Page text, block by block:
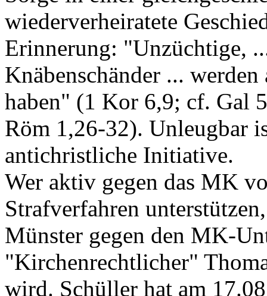
wiederverheiratete
Erinnerung: "Unzüchtige,
Knäbenschänder ...
haben" (1 Kor 6,9; cf. Gal
Röm 1,26-32). Unleugbar
antichristliche Initiative.
Wer aktiv gegen das MK
Strafverfahren
Münster gegen den MK-
"Kirchenrechtlicher"
wird. Schüller hat am